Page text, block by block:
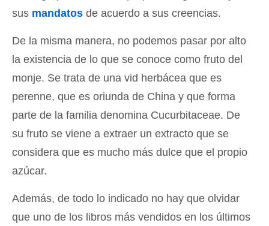
sus mandatos de acuerdo a sus creencias.
De la misma manera, no podemos pasar por alto
la existencia de lo que se conoce como fruto del
monje. Se trata de una vid herbácea que es
perenne, que es oriunda de China y que forma
parte de la familia denomina Cucurbitaceae. De
su fruto se viene a extraer un extracto que se
considera que es mucho más dulce que el propio
azúcar.
Además, de todo lo indicado no hay que olvidar
que uno de los libros más vendidos en los últimos